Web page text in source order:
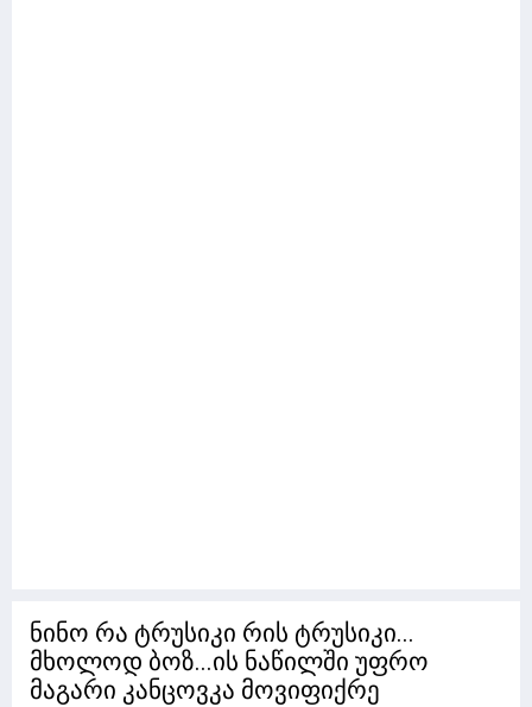
ნინო რა ტრუსიკი რის ტრუსიკი...
მხოლოდ ბოზ...ის ნაწილში უფრო
მაგარი კანცოვკა მოვიფიქრე